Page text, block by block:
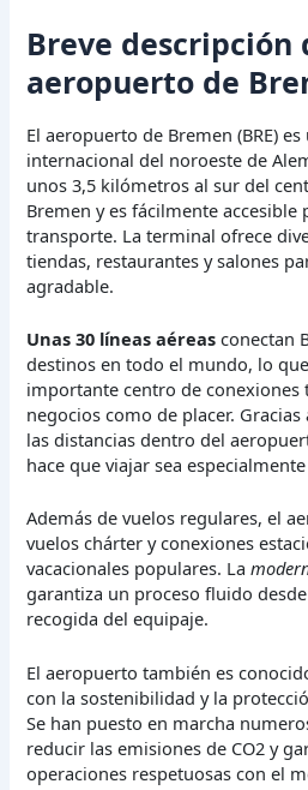
Breve descripción
aeropuerto de
El aeropuerto de Bremen (BRE)
internacional del noroeste de
unos 3,5 kilómetros al sur del
Bremen y es fácilmente
transporte. La terminal ofrece
tiendas, restaurantes y salones
agradable.
Unas 30 líneas aéreas conectan
destinos en todo el mundo, lo
importante centro de conexiones
negocios como de placer.
las distancias dentro del
hace que viajar sea
Además de vuelos regulares, el
vuelos chárter y conexiones
vacacionales populares. La
garantiza un proceso fluido
recogida del equipaje.
El aeropuerto también es
con la sostenibilidad y la
Se han puesto en marcha
reducir las emisiones de CO2 y
operaciones respetuosas con el